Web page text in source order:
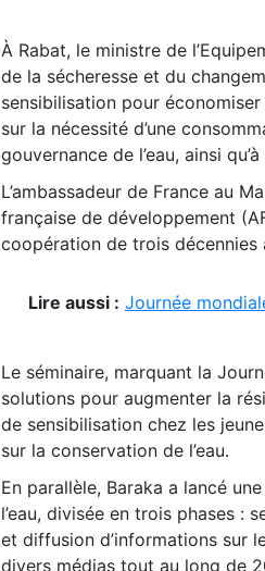
À Rabat, le ministre de
de la sécheresse et du
sensibilisation pour économiser
sur la nécessité d’une
gouvernance de l’eau, ainsi
L’ambassadeur de France au
française de développement
coopération de trois décennies
Lire aussi : Journée
Le séminaire, marquant la
solutions pour augmenter la
de sensibilisation chez les
sur la conservation de l’eau.
En parallèle, Baraka a lancé
l’eau, divisée en trois phases :
et diffusion d’informations sur
divers médias tout au long de